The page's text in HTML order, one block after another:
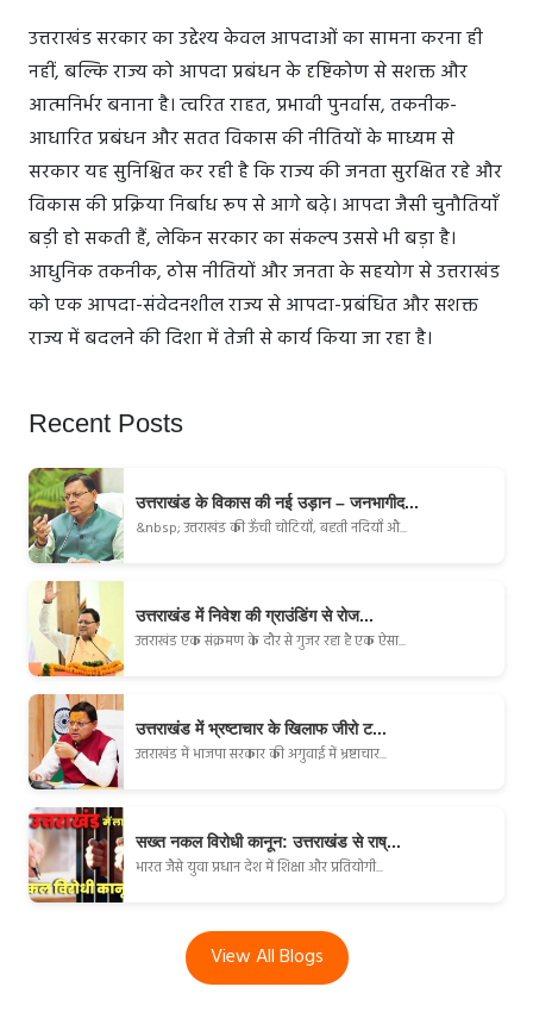
उत्तराखंड सरकार का उद्देश्य केवल आपदाओं का सामना करना ही
नहीं, बल्कि राज्य को आपदा प्रबंधन के दृष्टिकोण से सशक्त और
आत्मनिर्भर बनाना है। त्वरित राहत, प्रभावी पुनर्वास, तकनीक-
आधारित प्रबंधन और सतत विकास की नीतियों के माध्यम से
सरकार यह सुनिश्चित कर रही है कि राज्य की जनता सुरक्षित रहे और
विकास की प्रक्रिया निर्बाध रूप से आगे बढ़े। आपदा जैसी चुनौतियाँ
बड़ी हो सकती हैं, लेकिन सरकार का संकल्प उससे भी बड़ा है।
आधुनिक तकनीक, ठोस नीतियों और जनता के सहयोग से उत्तराखंड
को एक आपदा-संवेदनशील राज्य से आपदा-प्रबंधित और सशक्त
राज्य में बदलने की दिशा में तेजी से कार्य किया जा रहा है।
Recent Posts
उत्तराखंड के विकास की नई उड़ान – जनभागीद...
&nbsp; उत्तराखंड की ऊँची चोटियाँ, बहती नदियाँ औ...
उत्तराखंड में निवेश की ग्राउंडिंग से रोज...
उत्तराखंड एक संक्रमण के दौर से गुजर रहा है एक ऐसा...
उत्तराखंड में भ्रष्टाचार के खिलाफ जीरो ट...
उत्तराखंड में भाजपा सरकार की अगुवाई में भ्रष्टाचार...
सख्त नकल विरोधी कानून: उत्तराखंड से राष्...
भारत जैसे युवा प्रधान देश में शिक्षा और प्रतियोगी...
View All Blogs